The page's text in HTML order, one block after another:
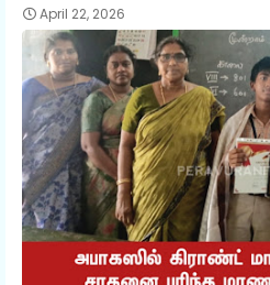
April 22, 2026